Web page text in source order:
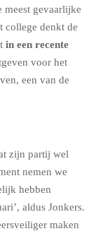
gevaarlijke
college denkt de
in een recente
voor het
een van de
zijn partij wel
nemen we
hebben
aldus Jonkers.
maken